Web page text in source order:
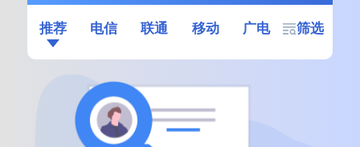
推荐 电信 联通 移动 广电 筛选